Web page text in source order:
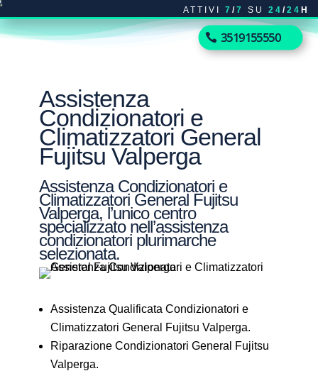
ATTIVI 7 /7 SU 24 /24 H
3519155550
Assistenza
Condizionatori e
Climatizzatori General
Fujitsu Valperga
Assistenza Condizionatori e
Climatizzatori General Fujitsu
Valperga, l’unico centro
specializzato nell’assistenza
condizionatori plurimarche
selezionata.
Assistenza Qualificata Condizionatori e
Climatizzatori General Fujitsu Valperga.
Riparazione Condizionatori General Fujitsu
Valperga.